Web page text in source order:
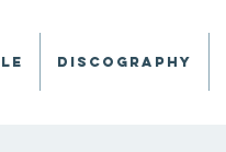
Discography